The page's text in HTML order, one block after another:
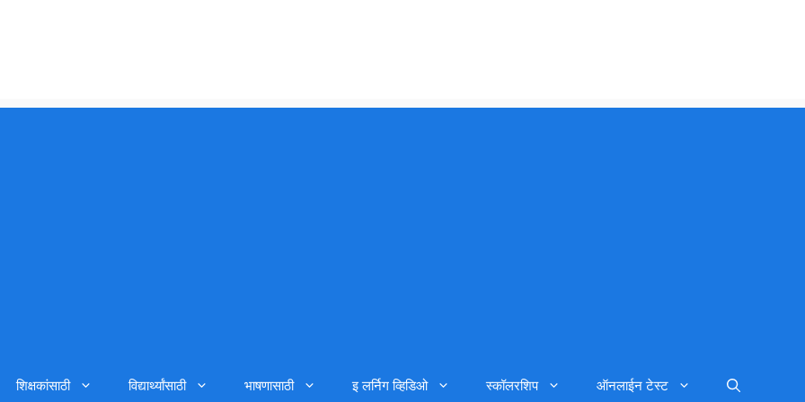
शिक्षकांसाठी विद्यार्थ्यांसाठी भाषणासाठी इ लर्निग व्हिडिओ स्कॉलरशिप ऑनलाईन टेस्ट